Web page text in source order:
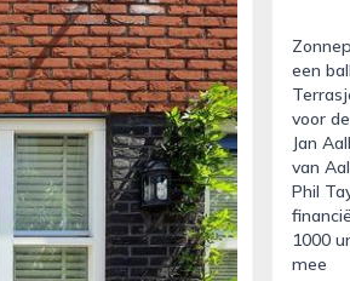
een
voor
Jan
van
Phil
1000
mee